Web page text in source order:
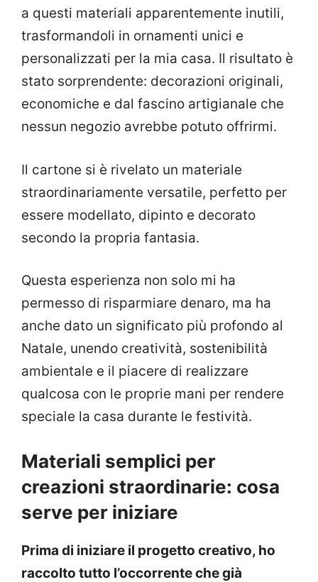
a questi materiali apparentemente inutili,
trasformandoli in ornamenti unici e
personalizzati per la mia casa. Il risultato è
stato sorprendente: decorazioni originali,
economiche e dal fascino artigianale che
nessun negozio avrebbe potuto offrirmi.
Il cartone si è rivelato un materiale
straordinariamente versatile, perfetto per
essere modellato, dipinto e decorato
secondo la propria fantasia.
Questa esperienza non solo mi ha
permesso di risparmiare denaro, ma ha
anche dato un significato più profondo al
Natale, unendo creatività, sostenibilità
ambientale e il piacere di realizzare
qualcosa con le proprie mani per rendere
speciale la casa durante le festività.
Materiali semplici per
creazioni straordinarie: cosa
serve per iniziare
Prima di iniziare il progetto creativo, ho
raccolto tutto l’occorrente che già